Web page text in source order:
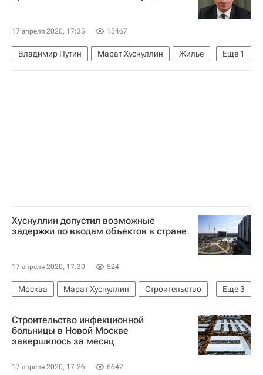
17 апреля 2020, 17:35 15467
Еще 1
Владимир Путин Марат Хуснуллин
Жилье
Ипотека
Хуснуллин допустил возможные
задержки по вводам объектов в стране
17 апреля 2020, 17:30 524
Еще3
Москва Марат Хуснуллин
Строительство
Распространение коронавируса
Коронавирус COVID-19
Коронавирус в России
Строительство инфекционной
больницы в Новой Москве
завершилось за месяц
17 апреля 2020, 17:26 6642